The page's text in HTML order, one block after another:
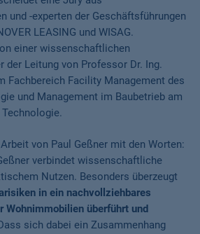
und -experten der Geschäftsführungen
LEASING und WISAG.
einer wissenschaftlichen
der Leitung von Professor Dr. Ing.
Fachbereich Facility Management des
und Management im Baubetrieb am
von Paul Geßner mit den Worten:
verbindet wissenschaftliche
Nutzen. Besonders überzeugt
in ein nachvollziehbares
Wohnimmobilien überführt und
sich dabei ein Zusammenhang